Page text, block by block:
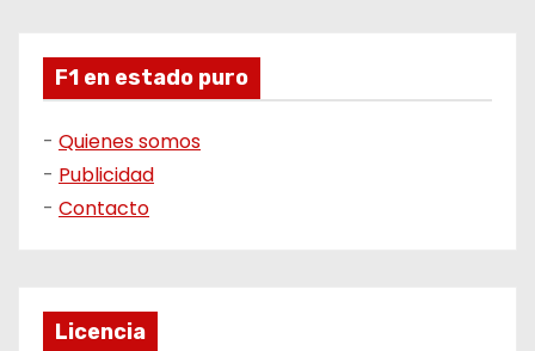
F1 en estado puro
- Quienes somos
- Publicidad
- Contacto
Licencia